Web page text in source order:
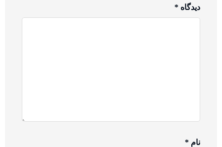
دیدگاه*
نام*